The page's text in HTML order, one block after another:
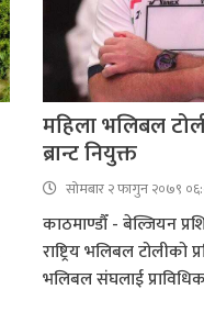
महिला भलिबल
ब्रान्ट नियुक्त
सोमबार २ फागुन २०७९
काठमाण्डौँ - बेल्जियन
राष्ट्रिय भलिबल
भलिबल संघलाई